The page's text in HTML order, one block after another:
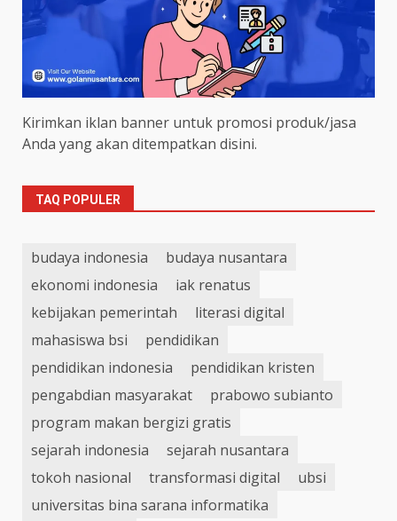
Kirimkan iklan banner untuk promosi produk/jasa
Anda yang akan ditempatkan disini.
TAQ POPULER
budaya indonesia
budaya nusantara
ekonomi indonesia
iak renatus
kebijakan pemerintah
literasi digital
mahasiswa bsi
pendidikan
pendidikan indonesia
pendidikan kristen
pengabdian masyarakat
prabowo subianto
program makan bergizi gratis
sejarah indonesia
sejarah nusantara
tokoh nasional
transformasi digital
ubsi
universitas bina sarana informatika